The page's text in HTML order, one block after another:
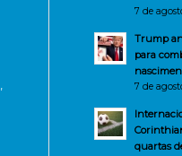
7 de
Trump
para
7 de
quartas